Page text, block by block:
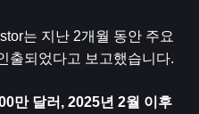
는 지난 2개월 동안 주요
출되었다고 보고했습니다.
만 달러, 2025년 2월 이후